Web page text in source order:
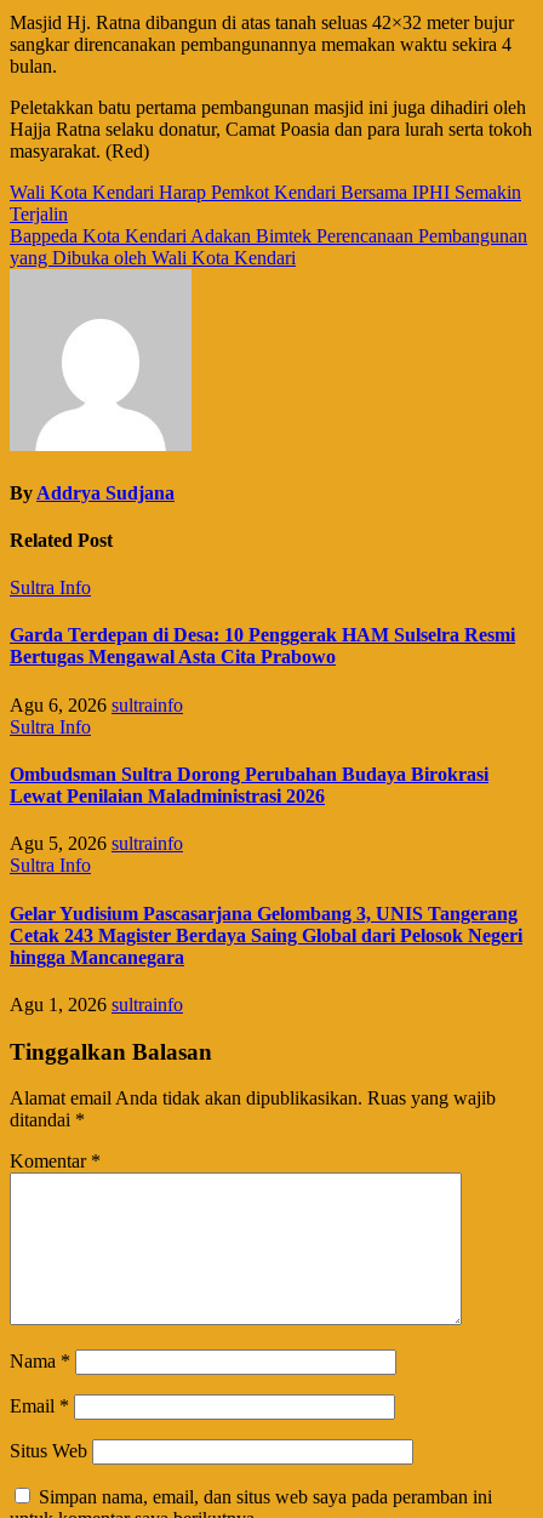
Masjid Hj. Ratna dibangun di atas tanah seluas 42×32 meter bujur
sangkar direncanakan pembangunannya memakan waktu sekira 4
bulan.
Peletakkan batu pertama pembangunan masjid ini juga dihadiri oleh
Hajja Ratna selaku donatur, Camat Poasia dan para lurah serta tokoh
masyarakat. (Red)
Navigasi
pos
Wali Kota Kendari Harap Pemkot Kendari Bersama IPHI Semakin
Terjalin
Bappeda Kota Kendari Adakan Bimtek Perencanaan Pembangunan
yang Dibuka oleh Wali Kota Kendari
By Addrya Sudjana
Related Post
Sultra Info
Garda Terdepan di Desa: 10 Penggerak HAM Sulselra Resmi
Bertugas Mengawal Asta Cita Prabowo
Agu 6, 2026 sultrainfo
Sultra Info
Ombudsman Sultra Dorong Perubahan Budaya Birokrasi
Lewat Penilaian Maladministrasi 2026
Agu 5, 2026 sultrainfo
Sultra Info
Gelar Yudisium Pascasarjana Gelombang 3, UNIS Tangerang
Cetak 243 Magister Berdaya Saing Global dari Pelosok Negeri
hingga Mancanegara
Agu 1, 2026 sultrainfo
Tinggalkan Balasan
Alamat email Anda tidak akan dipublikasikan. Ruas yang wajib
ditandai *
Komentar *
Nama *
Email *
Situs Web
Simpan nama, email, dan situs web saya pada peramban ini